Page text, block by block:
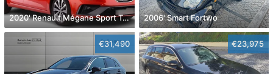
2020' Renault Mégane Sport Tourer 2006' Smart Fortwo
€31,490 €23,975